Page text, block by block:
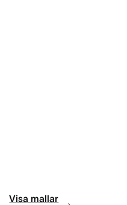
Visa mallar